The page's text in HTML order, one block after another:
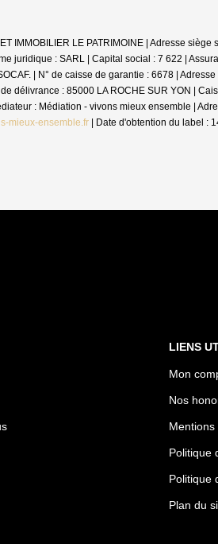
IMMOBILIER LE PATRIMOINE | Adresse
juridique : SARL | Capital social : 7 622 |
| N° de caisse de garantie : 6678 |
délivrance : 85000 LA ROCHE SUR YON |
: Médiation - vivons mieux ensemble |
mieux-ensemble.fr | Date d'obtention du label :
LIENS
Mon
Nos
Mentions
Politique
Politique
Plan du